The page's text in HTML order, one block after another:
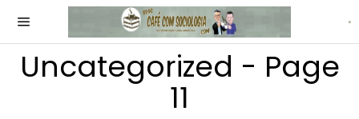
Uncategorized - Page
11